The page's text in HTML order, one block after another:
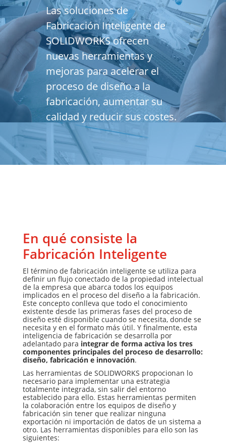
Las soluciones de
Fabricación Inteligente de
SOLIDWORKS ofrecen
nuevas herramientas y
mejoras para acelerar el
proceso de diseño a la
fabricación, aumentar su
calidad y reducir sus costes.
En qué consiste la
Fabricación Inteligente
El término de fabricación inteligente se utiliza para
definir un flujo conectado de la propiedad intelectual
de la empresa que abarca todos los equipos
implicados en el proceso del diseño a la fabricación.
Este concepto conlleva que todo el conocimiento
existente desde las primeras fases del proceso de
diseño esté disponible cuando se necesita, donde se
necesita y en el formato más útil. Y finalmente, esta
inteligencia de fabricación se desarrolla por
adelantado para integrar de forma activa los tres
componentes principales del proceso de desarrollo:
diseño, fabricación e innovación.
Las herramientas de SOLIDWORKS propocionan lo
necesario para implementar una estrategia
totalmente integrada, sin salir del entorno
establecido para ello. Estas herramientas permiten
la colaboración entre los equipos de diseño y
fabricación sin tener que realizar ninguna
exportación ni importación de datos de un sistema a
otro. Las herramientas disponibles para ello son las
siguientes: